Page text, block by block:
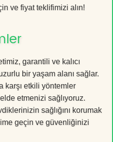
ve fiyat teklifimizi alın!
garantili ve kalıcı
bir yaşam alanı sağlar.
karşı etkili yöntemler
etmenizi sağlıyoruz.
sağlığını korumak
geçin ve güvenliğinizi